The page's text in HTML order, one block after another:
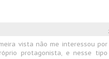
vista não me interessou
protagonista, e nesse